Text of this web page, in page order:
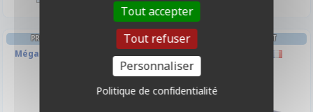
PROTÈGES CARTES STANDARD
Méga Evolution ME04 - Chaos
DECK BOX ET RANGEMENT
Deck box : Aladdin
Tout accepter
Tout refuser
Personnaliser
Politique de confidentialité